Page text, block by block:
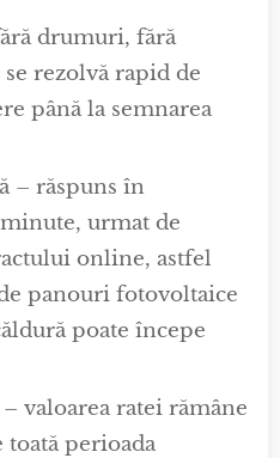
drumuri, fără
rezolvă rapid de
până la semnarea
– răspuns în
urmat de
online, astfel
panouri fotovoltaice
poate începe
valoarea ratei rămâne
toată perioada